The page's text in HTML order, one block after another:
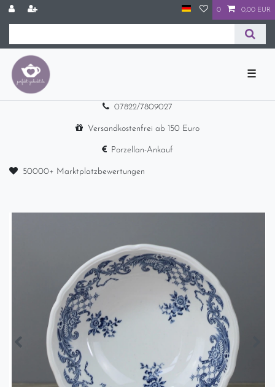
0 0,00 EUR
☰
07822/7809027
Versandkostenfrei ab 150 Euro
Porzellan-Ankauf
50000+ Marktplatzbewertungen